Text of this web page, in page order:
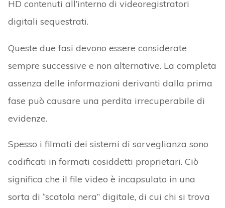
HD contenuti all’interno di videoregistratori
digitali sequestrati.
Queste due fasi devono essere considerate
sempre successive e non alternative. La completa
assenza delle informazioni derivanti dalla prima
fase può causare una perdita irrecuperabile di
evidenze.
Spesso i filmati dei sistemi di sorveglianza sono
codificati in formati cosiddetti proprietari. Ciò
significa che il file video è incapsulato in una
sorta di “scatola nera” digitale, di cui chi si trova